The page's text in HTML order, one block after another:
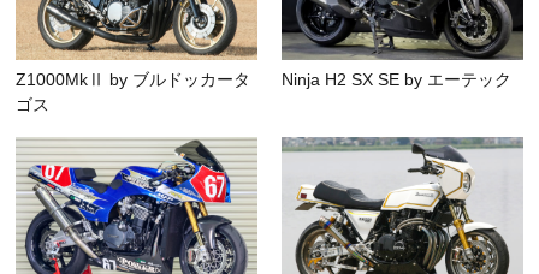
Z1000MkⅡ by ブルドッカータ
ゴス
Ninja H2 SX SE by エーテック